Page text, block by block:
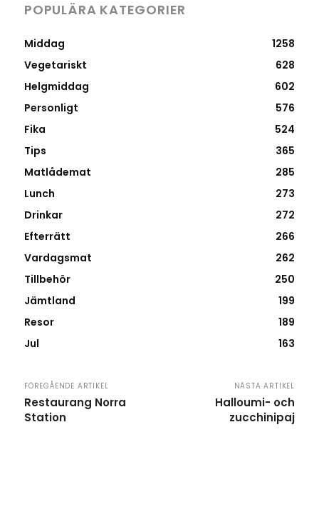
POPULÄRA KATEGORIER
Middag
1258
Vegetariskt
628
Helgmiddag
602
Personligt
576
Fika
524
Tips
365
Matlådemat
285
Lunch
273
Drinkar
272
Efterrätt
266
Vardagsmat
262
Tillbehör
250
Jämtland
199
Resor
189
Jul
163
FÖREGÅENDE ARTIKEL
Restaurang Norra
Station
NÄSTA ARTIKEL
Halloumi- och
zucchinipaj